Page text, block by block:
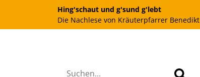
Hing'schaut und g'sund g'lebt
Die Nachlese von Kräuterpfarrer Benedikt